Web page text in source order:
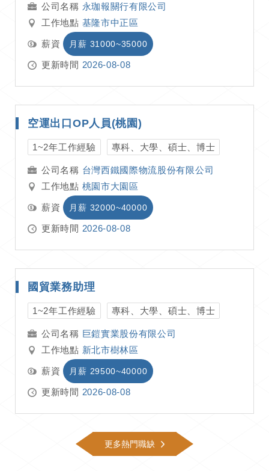
永珈報關行有限公司
工作地點 基隆市中正區
薪資 月薪 31000~35000
更新時間 2026-08-08
空運出口OP人員(桃園)
1~2年工作經驗 專科、大學、碩士、博士
台灣西鐵國際物流股份有限公司
工作地點 桃園市大園區
薪資 月薪 32000~40000
更新時間 2026-08-08
國貿業務助理
1~2年工作經驗 專科、大學、碩士、博士
巨鎧實業股份有限公司
工作地點 新北市樹林區
薪資 月薪 29500~40000
更新時間 2026-08-08
更多熱門職缺